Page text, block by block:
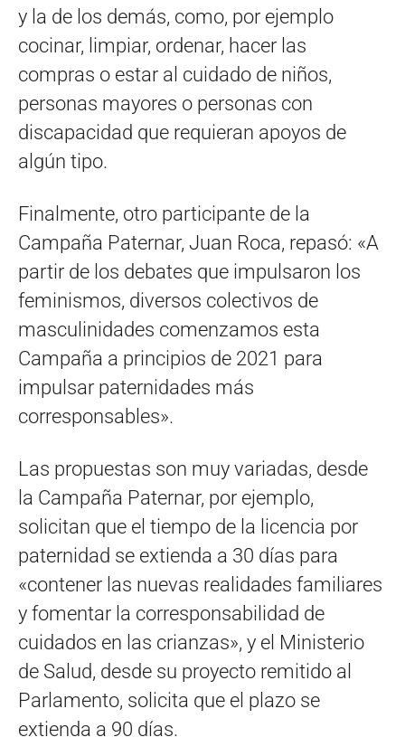
y la de los demás, como, por ejemplo
cocinar, limpiar, ordenar, hacer las
compras o estar al cuidado de niños,
personas mayores o personas con
discapacidad que requieran apoyos de
algún tipo.
Finalmente, otro participante de la
Campaña Paternar, Juan Roca, repasó: «A
partir de los debates que impulsaron los
feminismos, diversos colectivos de
masculinidades comenzamos esta
Campaña a principios de 2021 para
impulsar paternidades más
corresponsables».
Las propuestas son muy variadas, desde
la Campaña Paternar, por ejemplo,
solicitan que el tiempo de la licencia por
paternidad se extienda a 30 días para
«contener las nuevas realidades familiares
y fomentar la corresponsabilidad de
cuidados en las crianzas», y el Ministerio
de Salud, desde su proyecto remitido al
Parlamento, solicita que el plazo se
extienda a 90 días.